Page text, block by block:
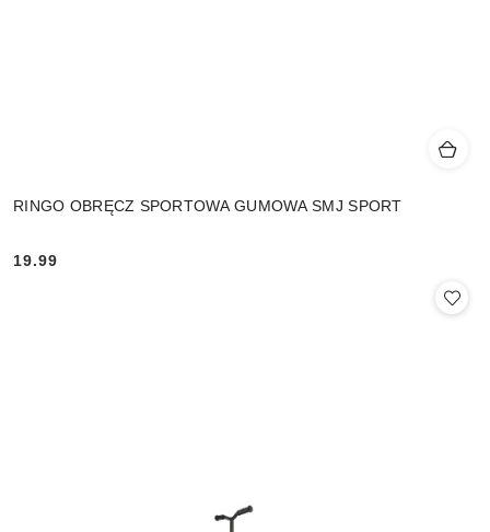
RINGO OBRĘCZ SPORTOWA GUMOWA SMJ SPORT
Cena:
19.99